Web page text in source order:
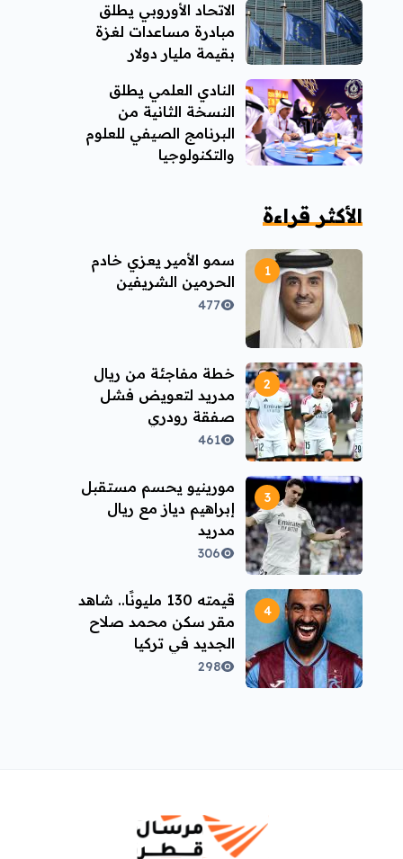
الاتحاد الأوروبي يطلق
مبادرة مساعدات لغزة
بقيمة مليار دولار
النادي العلمي يطلق
النسخة الثانية من
البرنامج الصيفي للعلوم
والتكنولوجيا
الأكثر قراءة
سمو الأمير يعزي خادم
الحرمين الشريفين
477
خطة مفاجئة من ريال
مدريد لتعويض فشل
صفقة رودري
461
مورينيو يحسم مستقبل
إبراهيم دياز مع ريال
مدريد
306
قيمته 130 مليونًا.. شاهد
مقر سكن محمد صلاح
الجديد في تركيا
298